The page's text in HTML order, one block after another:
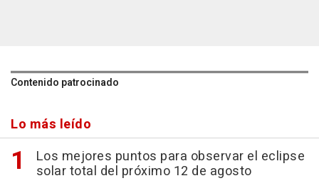
Contenido patrocinado
Lo más leído
Los mejores puntos para observar el eclipse
solar total del próximo 12 de agosto